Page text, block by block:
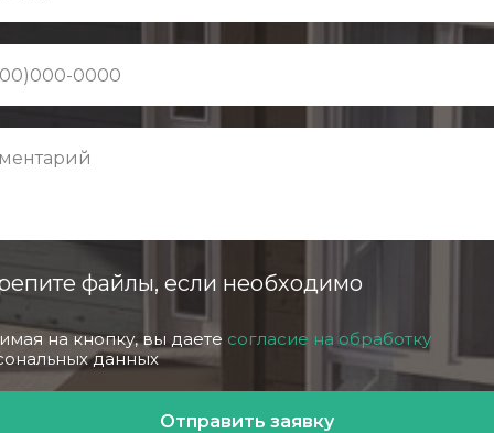
файлы, если необходимо
на кнопку, вы даете согласие на обработку
данных
Отправить заявку